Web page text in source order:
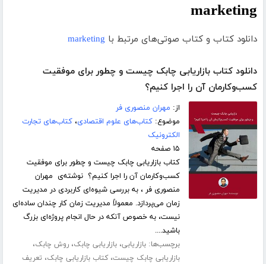
marketing
دانلود کتاب و کتاب صوتی‌های مرتبط با marketing
دانلود کتاب بازاریابی چابک چیست و چطور برای موفقیت
کسب‌و‌کارمان آن‌ را اجرا کنیم؟
از: مهران منصوری فر
موضوع:کتاب‌های علوم اقتصادی،کتاب‌های تجارت
الکترونیک
۱۵ صفحه
کتاب بازاریابی چابک چیست و چطور برای موفقیت
کسب‌و‌کارمان آن‌ را اجرا کنیم؟ نوشته‌ی مهران
منصوری فر ، به بررسی شیوه‌ای کاربردی در مدیریت
زمان می‌پردازد. معمولاً مدیریت زمان کار چندان ساده‌ای
نیست، به خصوص آنکه در حال انجام پروژه‌ای بزرگ
باشید....
برچسب‌ها:بازاریابی،بازاریابی چابک،روش چابک،
بازاریابی چابک چیست،کتاب بازاریابی چابک، تعریف